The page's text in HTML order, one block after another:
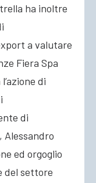
ha inoltre
a valutare
Fiera Spa
di
di
Alessandro
ed orgoglio
del settore